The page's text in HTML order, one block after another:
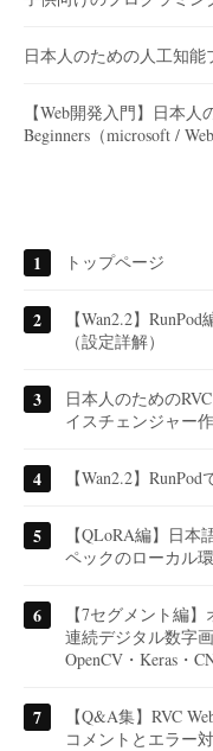
日本人のための人工知能
【Web開発入門】日本人
Beginners（microsoft /
トップページ
【Wan2.2】
（設定詳解）
日本人のための
イスチェンジャー
【Wan2.2】
【QLoRA編】日
ペックのローカル
【7セグメント編
連続デジタル数字
OpenCV・Keras・
【Q&A集】RVC
コメントとエラー